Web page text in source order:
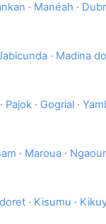
· Manéah ·
· Madina
· Pajok · Gogrial ·
· Maroua ·
· Kisumu ·